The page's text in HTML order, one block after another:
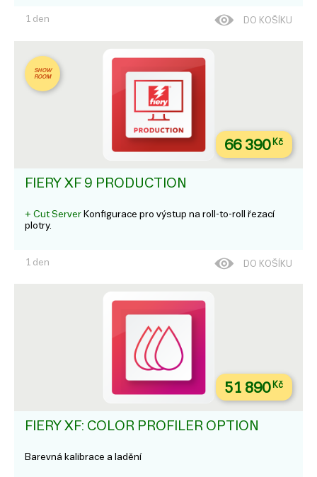
1 den DO KOŠÍKU
SHOW
ROOM
66 390Kč
FIERY XF 9 PRODUCTION
+ Cut Server Konfigurace pro výstup na roll-to-roll řezací
plotry.
1 den DO KOŠÍKU
51 890Kč
FIERY XF: COLOR PROFILER OPTION
Barevná kalibrace a ladění